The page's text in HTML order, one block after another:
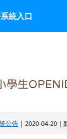
務系統
統入口
學生
公告| 2020-04-20 |